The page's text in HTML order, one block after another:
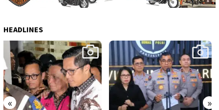
HEADLINES
« »